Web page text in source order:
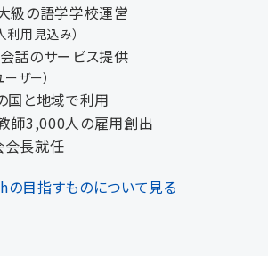
級の語学学校運営
利用見込み）
話のサービス提供
ザー）
国と地域で利用
師3,000人の雇用創出
会長就任
目指すものについて見る